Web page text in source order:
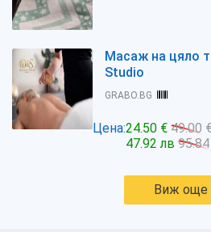
Масаж на цяло
Studio
GRABO.BG
Цена:24.50 € 49.00
47.92 лв
Виж още